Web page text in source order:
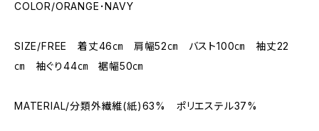
COLOR/ORANGE･NAVY
SIZE/FREE 着丈46㎝ 肩幅52㎝ バスト100㎝ 袖丈22
㎝ 袖ぐり44㎝ 裾幅50㎝
MATERIAL/分類外繊維(紙)63% ポリエステル37%